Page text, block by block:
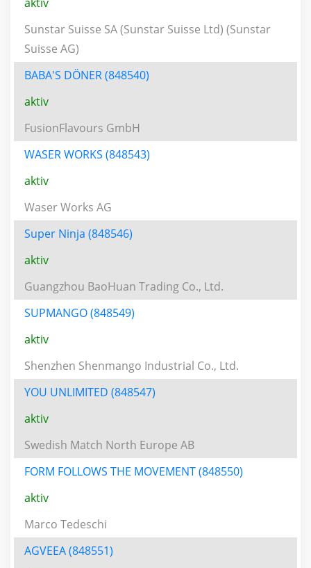
Sunstar Suisse SA (Sunstar Suisse Ltd) (Sunstar
Suisse AG)
BABA'S DÖNER (848540)
aktiv
FusionFlavours GmbH
WASER WORKS (848543)
aktiv
Waser Works AG
Super Ninja (848546)
aktiv
Guangzhou BaoHuan Trading Co., Ltd.
SUPMANGO (848549)
aktiv
Shenzhen Shenmango Industrial Co., Ltd.
YOU UNLIMITED (848547)
aktiv
Swedish Match North Europe AB
FORM FOLLOWS THE MOVEMENT (848550)
aktiv
Marco Tedeschi
AGVEEA (848551)